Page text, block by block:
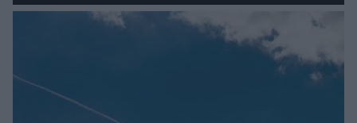
przez wędkarzy i turystów